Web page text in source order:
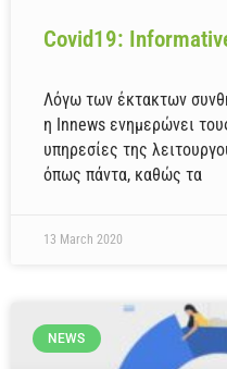
Covid19:
Λόγω των έκτακτων
η Innews ενημερώνει
υπηρεσίες της
όπως πάντα, καθώς τα
13 March 2020
NEWS